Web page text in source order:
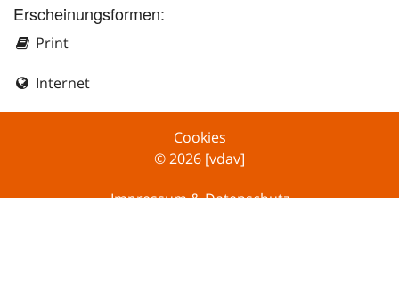
Erscheinungsformen:
Print
Internet
Cookies
© 2026 [vdav]
Impressum & Datenschutz